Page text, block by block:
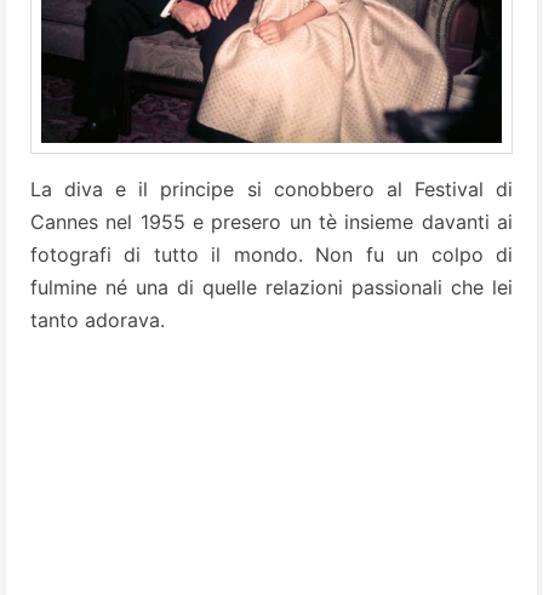
La diva e il principe si conobbero al Festival di
Cannes nel 1955 e presero un tè insieme davanti ai
fotografi di tutto il mondo. Non fu un colpo di
fulmine né una di quelle relazioni passionali che lei
tanto adorava.